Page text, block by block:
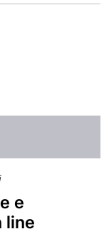
e
line